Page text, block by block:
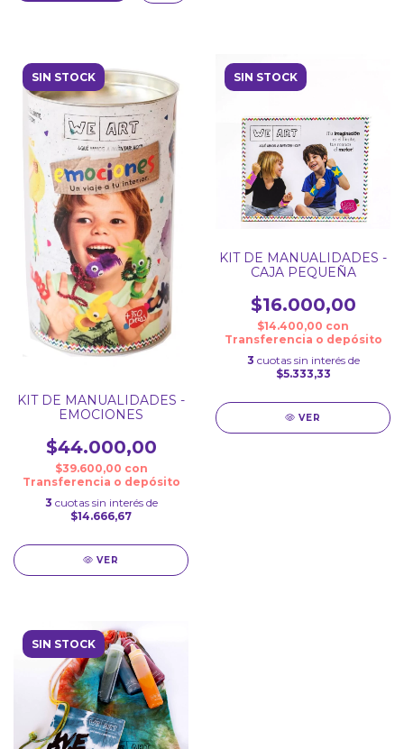
SIN STOCK
KIT DE MANUALIDADES -
EMOCIONES
$44.000,00
$39.600,00 con
Transferencia o depósito
3 cuotas sin interés de
$14.666,67
VER
SIN STOCK
KIT DE MANUALIDADES -
CAJA PEQUEÑA
$16.000,00
$14.400,00 con
Transferencia o depósito
3 cuotas sin interés de
$5.333,33
VER
SIN STOCK